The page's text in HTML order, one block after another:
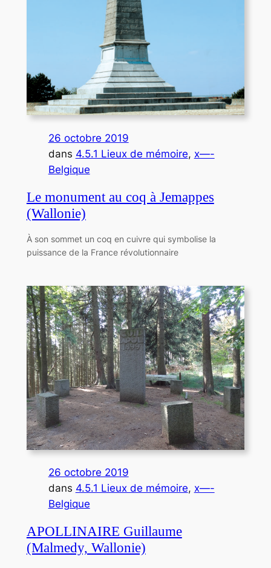
26 octobre 2019
dans 4.5.1 Lieux de mémoire, x—-
Belgique
Le monument au coq à Jemappes
(Wallonie)
À son sommet un coq en cuivre qui symbolise la
puissance de la France révolutionnaire
26 octobre 2019
dans 4.5.1 Lieux de mémoire, x—-
Belgique
APOLLINAIRE Guillaume
(Malmedy, Wallonie)